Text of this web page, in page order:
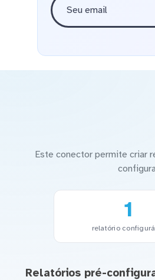
Este conector permite criar
1
relatório
Relatórios pré-